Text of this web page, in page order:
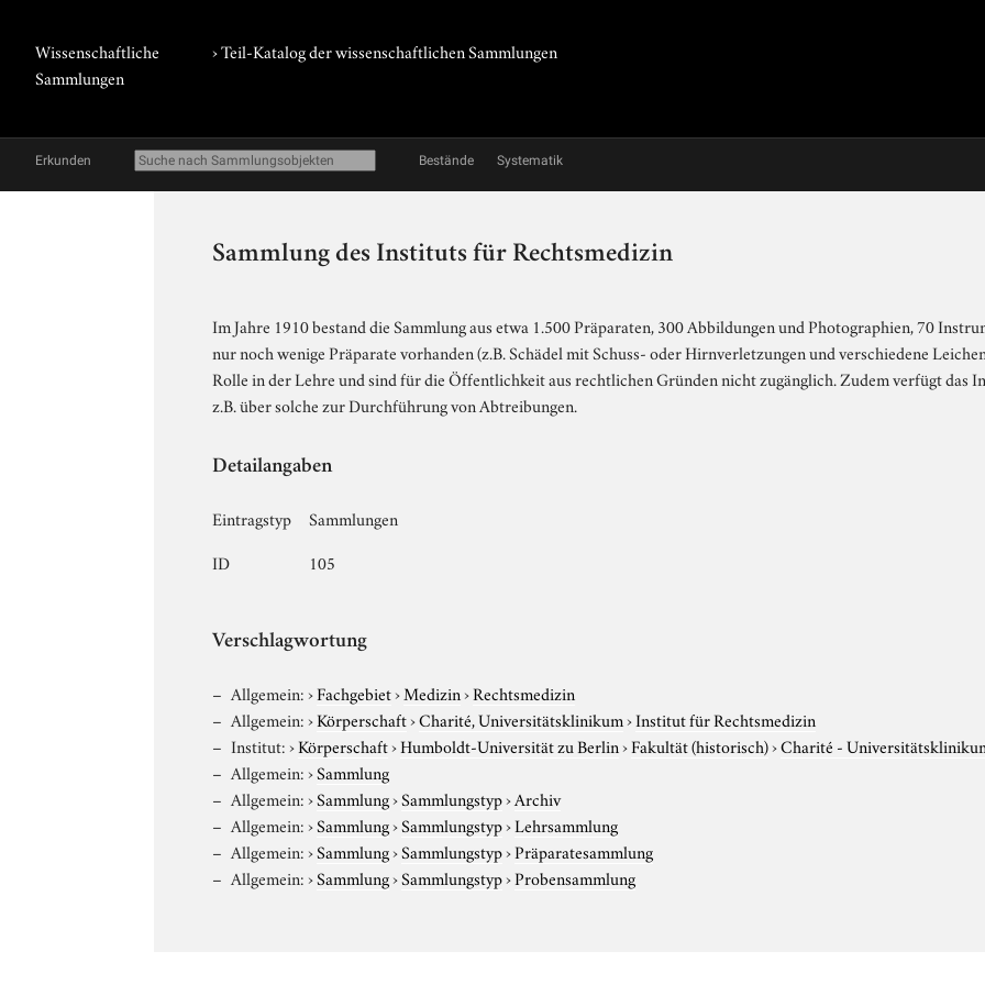
Wissenschaftliche
Sammlungen
› Teil-Katalog der wissenschaftlichen Sammlungen
Erkunden Bestände Systematik
Sammlung des Instituts für Rechtsmedizin
Im Jahre 1910 bestand die Sammlung aus etwa 1.500 Präparaten, 300 Abbildungen und Photographien, 70
nur noch wenige Präparate vorhanden (z.B. Schädel mit Schuss- oder Hirnverletzungen und verschiedene
Rolle in der Lehre und sind für die Öffentlichkeit aus rechtlichen Gründen nicht zugänglich. Zudem verfügt das
z.B. über solche zur Durchführung von Abtreibungen.
Detailangaben
Eintragstyp
Sammlungen
ID
105
Verschlagwortung
Allgemein:›Fachgebiet›Medizin›Rechtsmedizin
Allgemein:›Körperschaft›Charité, Universitätsklinikum›Institut für Rechtsmedizin
Institut:›Körperschaft›Humboldt-Universität zu Berlin›Fakultät (historisch)›Charité -
Allgemein:›Sammlung
Allgemein:›Sammlung›Sammlungstyp›Archiv
Allgemein:›Sammlung›Sammlungstyp›Lehrsammlung
Allgemein:›Sammlung›Sammlungstyp›Präparatesammlung
Allgemein:›Sammlung›Sammlungstyp›Probensammlung